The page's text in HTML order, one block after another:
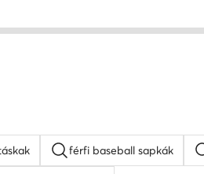
férfi baseball sapkák